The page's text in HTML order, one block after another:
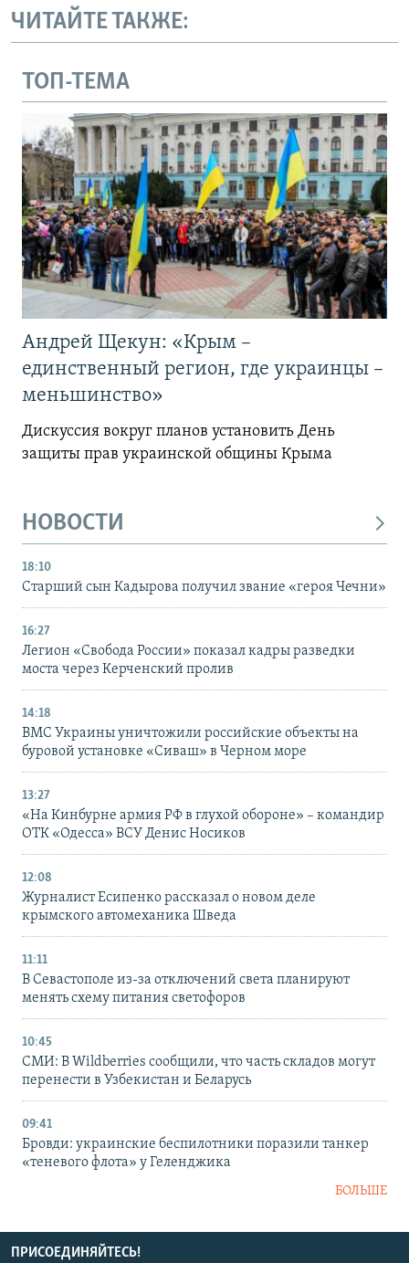
ЧИТАЙТЕ ТАКЖЕ:
ТОП-ТЕМА
Андрей Щекун: «Крым –
единственный регион, где украинцы –
меньшинство»
Дискуссия вокруг планов установить День
защиты прав украинской общины Крыма
НОВОСТИ
18:10
Старший сын Кадырова получил звание «героя Чечни»
16:27
Легион «Свобода России» показал кадры разведки
моста через Керченский пролив
14:18
ВМС Украины уничтожили российские объекты на
буровой установке «Сиваш» в Черном море
13:27
«На Кинбурне армия РФ в глухой обороне» – командир
ОТК «Одесса» ВСУ Денис Носиков
12:08
Журналист Есипенко рассказал о новом деле
крымского автомеханика Шведа
11:11
В Севастополе из-за отключений света планируют
менять схему питания светофоров
10:45
СМИ: В Wildberries сообщили, что часть складов могут
перенести в Узбекистан и Беларусь
09:41
Бровди: украинские беспилотники поразили танкер
«теневого флота» у Геленджика
БОЛЬШЕ
ПРИСОЕДИНЯЙТЕСЬ!